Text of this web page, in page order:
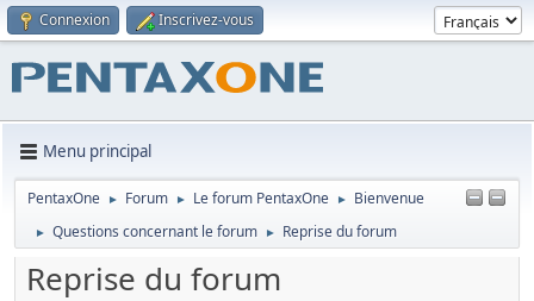
Connexion Inscrivez-vous
Menu principal
PentaxOne ► Forum ► Le forum PentaxOne ► Bienvenue
► Questions concernant le forum ► Reprise du forum
Reprise du forum